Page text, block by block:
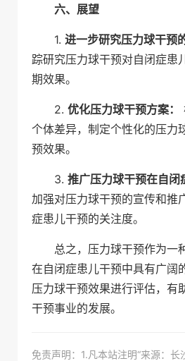
六、展望
1. 进一步研究压力球干预
踪研究压力球干预对自闭症患
期效果。
2. 优化压力球干预方案：
个体差异，制定个性化的压力
预效果。
3. 推广压力球干预在自闭
加强对压力球干预的宣传和推
症患儿干预的关注度。
总之，压力球干预作为一
在自闭症患儿干预中具有广阔
压力球干预效果进行评估，有
干预事业的发展。
免责声明：1.凡本站注明“来源：长